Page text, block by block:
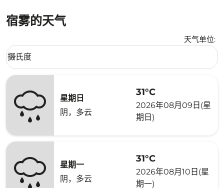
宿雾的天气
天气单位:
Weather unit option 摄氏度 Selected
摄氏度
keyboard_arrow_down
星期日
阴，多云
31°C
2026年08月09日(星
期日)
星期一
阴，多云
31°C
2026年08月10日(星
期一)